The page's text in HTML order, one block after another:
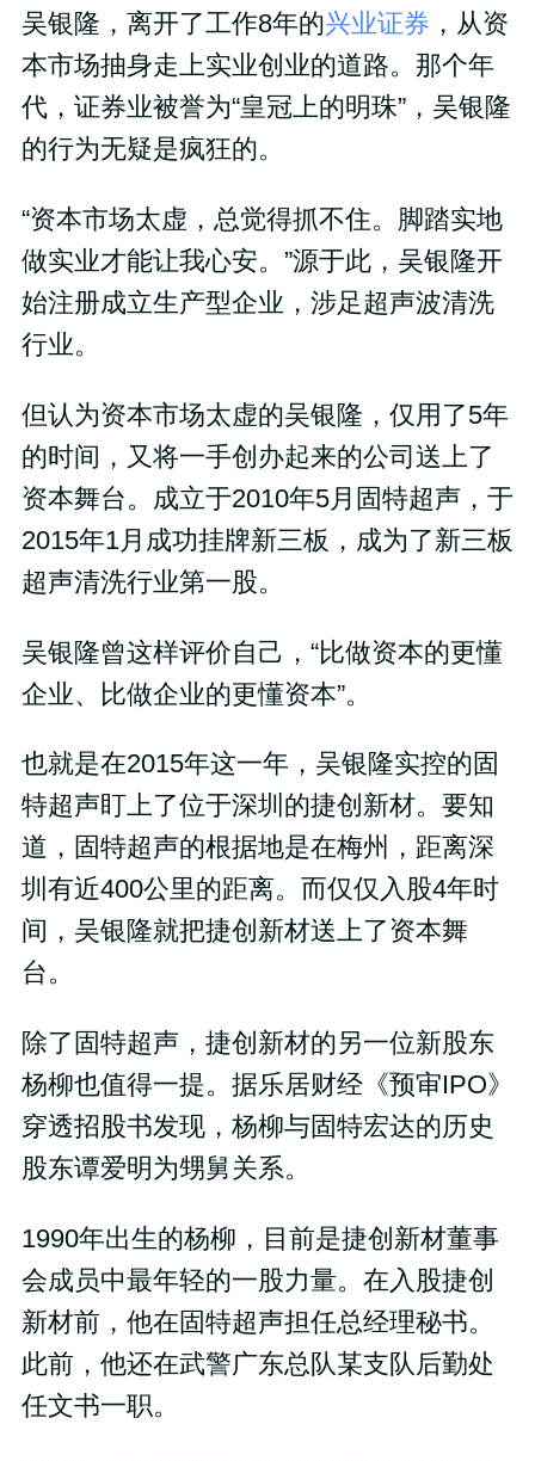
吴银隆，离开了工作8年的兴业证券 ，从资
本市场抽身走上实业创业的道路。那个年
代，证券业被誉为“皇冠上的明珠”，吴银隆
的行为无疑是疯狂的。
“资本市场太虚，总觉得抓不住。脚踏实地
做实业才能让我心安。”源于此，吴银隆开
始注册成立生产型企业，涉足超声波清洗
行业。
但认为资本市场太虚的吴银隆，仅用了5年
的时间，又将一手创办起来的公司送上了
资本舞台。成立于2010年5月固特超声，于
2015年1月成功挂牌新三板，成为了新三板
超声清洗行业第一股。
吴银隆曾这样评价自己，“比做资本的更懂
企业、比做企业的更懂资本”。
也就是在2015年这一年，吴银隆实控的固
特超声盯上了位于深圳的捷创新材。要知
道，固特超声的根据地是在梅州，距离深
圳有近400公里的距离。而仅仅入股4年时
间，吴银隆就把捷创新材送上了资本舞
台。
除了固特超声，捷创新材的另一位新股东
杨柳也值得一提。据乐居财经《预审IPO》
穿透招股书发现，杨柳与固特宏达的历史
股东谭爱明为甥舅关系。
1990年出生的杨柳，目前是捷创新材董事
会成员中最年轻的一股力量。在入股捷创
新材前，他在固特超声担任总经理秘书。
此前，他还在武警广东总队某支队后勤处
任文书一职。